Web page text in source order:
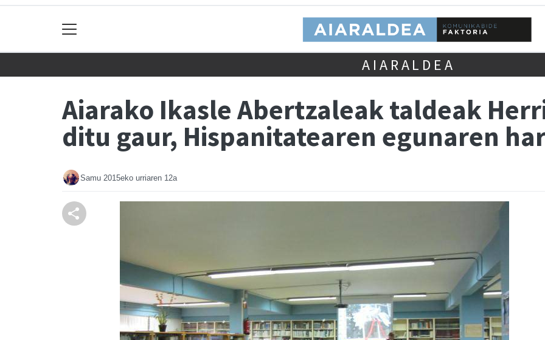
AIARALDEA
Aiarako Ikasle Abertzaleak taldeak
ditu gaur, Hispanitatearen egunaren
Samu 2015eko urriaren 12a